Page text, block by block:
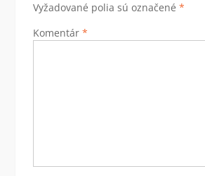
Vyžadované polia sú označené *
Komentár *